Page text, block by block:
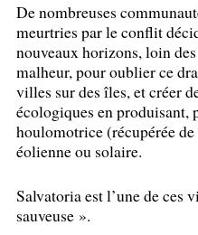
De nombreuses
meurtries par le conflit
nouveaux horizons, loin
malheur, pour oublier ce
villes sur des îles, et créer
écologiques en produisant,
houlomotrice (récupérée
éolienne ou solaire.
Salvatoria est l’une de ces
sauveuse ».